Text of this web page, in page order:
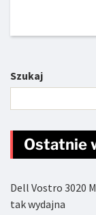
Szukaj
Ostatnie
Dell Vostro 3020
tak wydajna